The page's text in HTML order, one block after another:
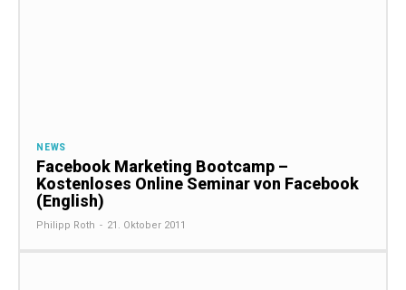
NEWS
Facebook Marketing Bootcamp –
Kostenloses Online Seminar von Facebook
(English)
Philipp Roth - 21. Oktober 2011